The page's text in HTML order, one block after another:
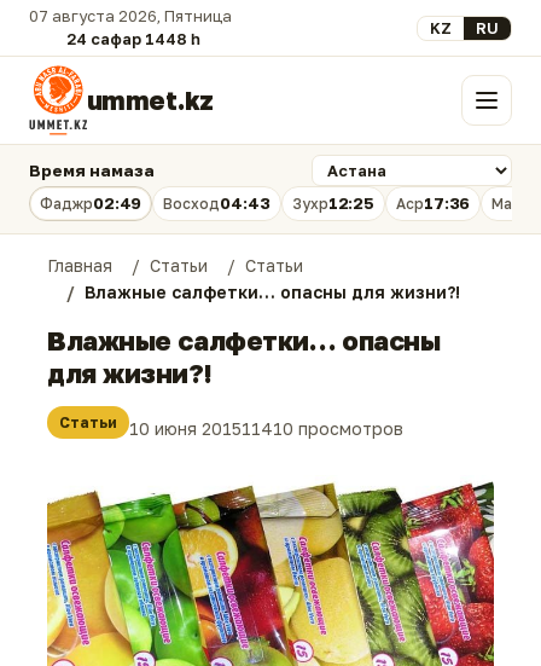
07 августа 2026, Пятница
24 сафар 1448 һ.
Выберите язык
KZ RU
ummet.kz Меню
Время намаза
Фаджр02:49 Восход04:43 Зухр12:25 Аср17:36
Главная Статьи
Статьи
Влажные салфетки… опасны для жизни?!
Влажные салфетки… опасны
для жизни?!
Статьи 10 июня 201511410 просмотров